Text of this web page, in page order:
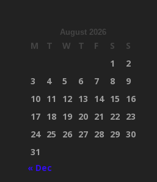
August 2026
M T W T F S
S
1
2
3
4 5 6 7 8
9
10 11 12 13 14 15
16
17 18 19 20 21 22 23
24 25 26 27 28 29 30
31
« Dec